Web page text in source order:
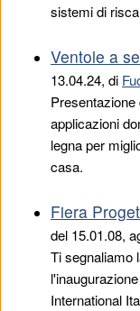
sistemi di
Ventole a
13.04.24, di
applicazioni
legna per
casa.
Fiera
del 15.01.08,
Ti segnaliamo
International